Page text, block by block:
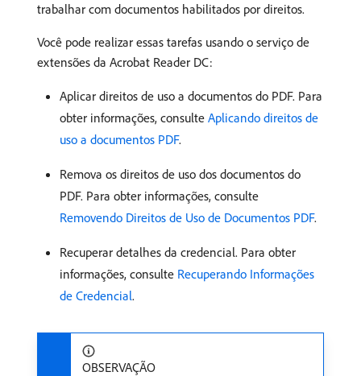
trabalhar com documentos habilitados por direitos.
Você pode realizar essas tarefas usando o serviço de
extensões da Acrobat Reader DC:
Aplicar direitos de uso a documentos do PDF. Para
obter informações, consulte Aplicando direitos de
uso a documentos PDF.
Remova os direitos de uso dos documentos do
PDF. Para obter informações, consulte
Removendo Direitos de Uso de Documentos PDF.
Recuperar detalhes da credencial. Para obter
informações, consulte Recuperando Informações
de Credencial.
OBSERVAÇÃO